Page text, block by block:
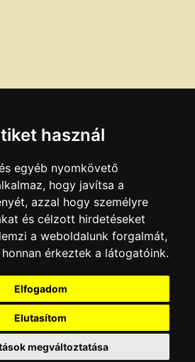
használ
egyéb nyomkövető
hogy javítsa a
azzal hogy személyre
és célzott hirdetéseket
a weboldalunk forgalmát,
érkeztek a látogatóink.
Elfogadom
Elutasítom
megváltoztatása